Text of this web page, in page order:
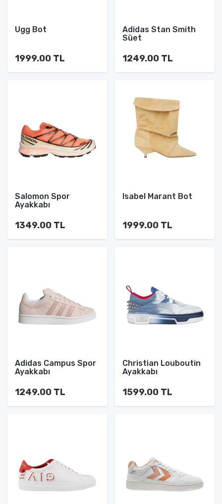
Ugg Bot
1999.00 TL
Adidas Stan Smith
Süet
1249.00 TL
Salomon Spor
Ayakkabı
1349.00 TL
Isabel Marant Bot
1999.00 TL
Adidas Campus Spor
Ayakkabı
1249.00 TL
Christian Louboutin
Ayakkabı
1599.00 TL